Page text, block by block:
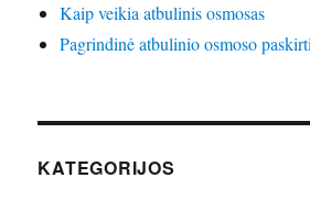
Kaip veikia atbulinis osmosas
Pagrindinė atbulinio osmoso
KATEGORIJOS